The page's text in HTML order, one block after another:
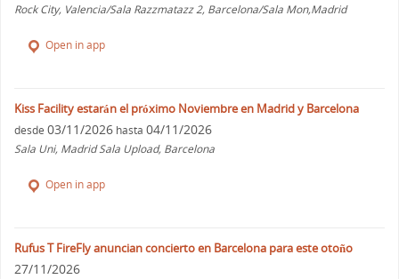
Rock City, Valencia/Sala Razzmatazz 2, Barcelona/Sala Mon,Madrid
Open in app
Kiss Facility estarán el próximo Noviembre en Madrid y Barcelona
desde 03/11/2026 hasta 04/11/2026
Sala Uni, Madrid Sala Upload, Barcelona
Open in app
Rufus T FireFly anuncian concierto en Barcelona para este otoño
27/11/2026